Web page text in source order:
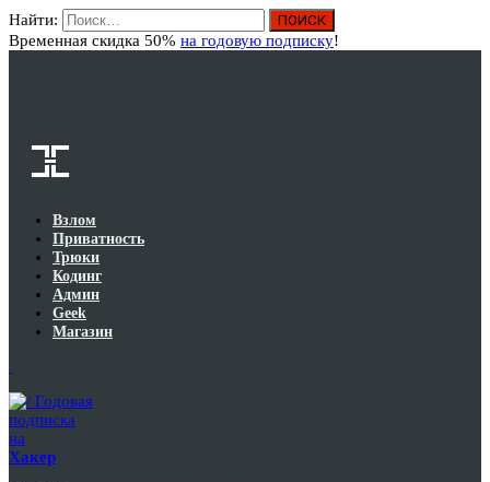
Найти:
Временная скидка 50% на годовую подписку!
Взлом
Приватность
Трюки
Кодинг
Админ
Geek
Магазин
Годовая
подписка
на
Хакер